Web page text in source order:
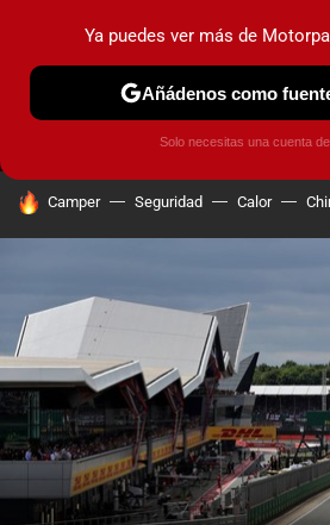
MENÚ
COCHES ELÉCTRICOS
HOY SE HABLA DE
Camper Seguridad Calor
Ya puedes ver más de
Añádenos como
Solo necesitas una cuenta